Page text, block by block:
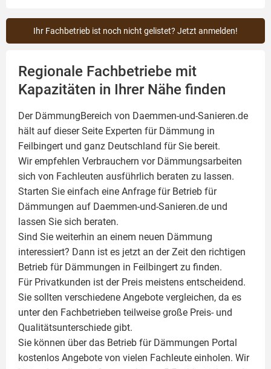
Ihr Fachbetrieb ist noch nicht gelistet? Jetzt anmelden!
Regionale Fachbetriebe mit
Kapazitäten in Ihrer Nähe finden
Der DämmungBereich von Daemmen-und-Sanieren.de
hält auf dieser Seite Experten für Dämmung in
Feilbingert und ganz Deutschland für Sie bereit.
Wir empfehlen Verbrauchern vor Dämmungsarbeiten
sich von Fachleuten ausführlich beraten zu lassen.
Starten Sie einfach eine Anfrage für Betrieb für
Dämmungen auf Daemmen-und-Sanieren.de und
lassen Sie sich beraten.
Sind Sie weiterhin an einem neuen Dämmung
interessiert? Dann ist es jetzt an der Zeit den richtigen
Betrieb für Dämmungen in Feilbingert zu finden.
Für Privatkunden ist der Preis meistens entscheidend.
Sie sollten verschiedene Angebote vergleichen, da es
unter den Fachbetrieben teilweise große Preis- und
Qualitätsunterschiede gibt.
Sie können über das Betrieb für Dämmungen Portal
kostenlos Angebote von vielen Fachleute einholen. Wir